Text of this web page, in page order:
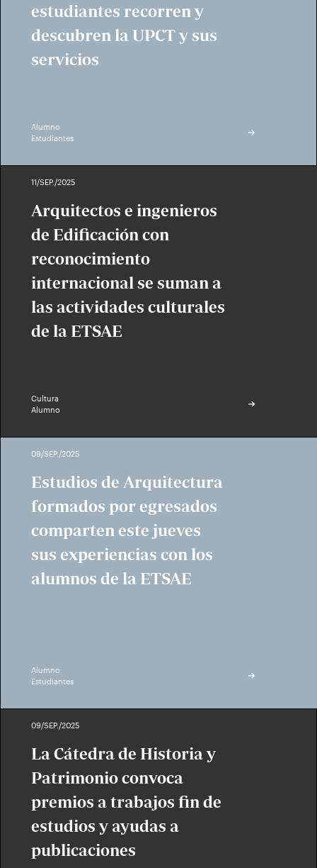
estudiantes recorren y
descubren la UPCT y sus
servicios
Alumno
Estudiantes
11/SEP./2025
Arquitectos e ingenieros
de Edificación con
reconocimiento
internacional se suman a
las actividades culturales
de la ETSAE
Cultura
Alumno
09/SEP./2025
Estudios de Arquitectura
formados por egresados
comparten este jueves
sus experiencias con los
alumnos de la ETSAE
Alumno
Estudiantes
09/SEP./2025
La Cátedra de Historia y
Patrimonio convoca
premios a trabajos fin de
estudios y ayudas a
publicaciones